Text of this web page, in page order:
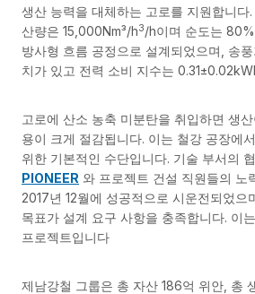
생산 능력을 대체하는 고로를 지원합니다
산량은 15,000Nm³/h3/h이며 순도는
방사형 흐름 공정으로 설계되었으며, 송
치가 있고 전력 소비 지수는
고로에 산소 농축 미분탄을 취입하면 생
용이 크게 절감됩니다. 이는 철강 공장에
위한 기본적인 수단입니다. 기술 부서의
PIONEER 와 프로젝트 건설 직원들의 노
2017년 12월에 성공적으로 시운전되었으
목표가 설계 요구 사항을 충족합니다. 이
프로젝트입니다
제남강철 그룹은 총 자산 186억 위안, 총